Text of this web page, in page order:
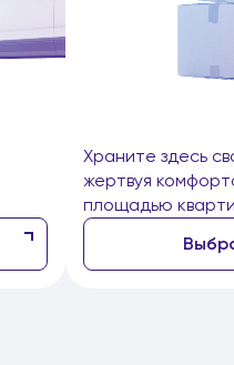
Храните здесь
жертвуя
площадью